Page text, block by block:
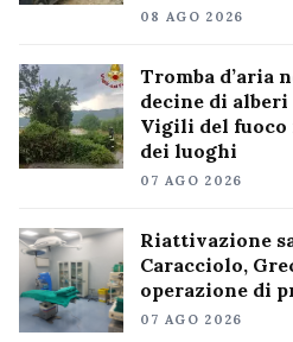
08 AGO 2026
Tromba d’aria
decine di
Vigili del
dei luoghi
07 AGO 2026
Riattivazione
Caracciolo,
operazione di
07 AGO 2026